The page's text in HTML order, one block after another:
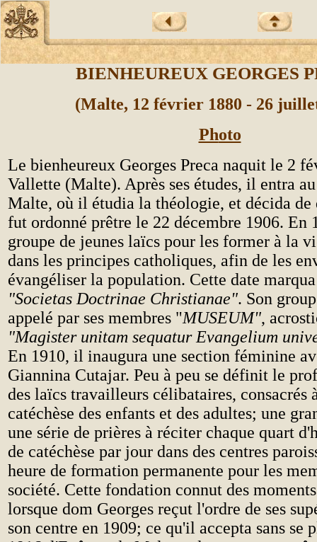
BIENHEUREUX GEORGES
(Malte, 12 février 1880 - 26
Photo
Le bienheureux Georges Preca naquit le 2
Vallette (Malte). Après ses études, il entra
Malte, où il étudia la théologie, et décida
fut ordonné prêtre le 22 décembre 1906. En
groupe de jeunes laïcs pour les former à la
dans les principes catholiques, afin de les
évangéliser la population. Cette date
"Societas Doctrinae Christianae". Son
appelé par ses membres "MUSEUM",
"Magister unitam sequatur Evangelium
En 1910, il inaugura une section féminine
Giannina Cutajar. Peu à peu se définit le
des laïcs travailleurs célibataires, consacrés
catéchèse des enfants et des adultes; une
une série de prières à réciter chaque quart
de catéchèse par jour dans des centres
heure de formation permanente pour les
société. Cette fondation connut des
lorsque dom Georges reçut l'ordre de ses
son centre en 1909; ce qu'il accepta sans se